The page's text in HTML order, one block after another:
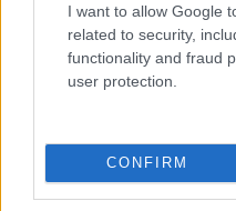
I want to allow Google
related to security,
functionality and fraud
user protection.
CONFIRM